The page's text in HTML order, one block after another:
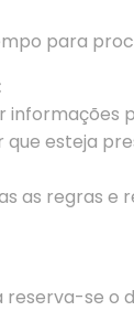
para
que esteja
as regras
se o